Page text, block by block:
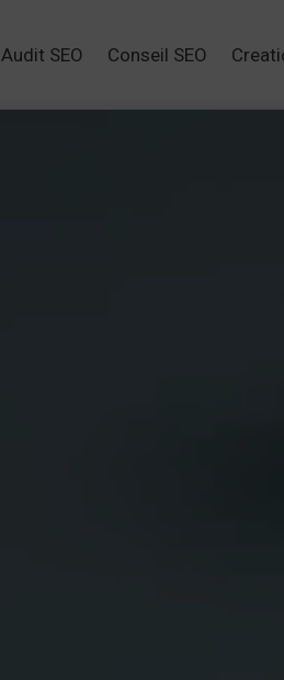
Audit SEO Conseil SEO